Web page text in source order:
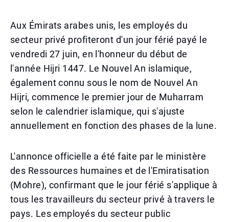
Aux Émirats arabes unis, les employés du
secteur privé profiteront d'un jour férié payé le
vendredi 27 juin, en l'honneur du début de
l'année Hijri 1447. Le Nouvel An islamique,
également connu sous le nom de Nouvel An
Hijri, commence le premier jour de Muharram
selon le calendrier islamique, qui s'ajuste
annuellement en fonction des phases de la lune.
L'annonce officielle a été faite par le ministère
des Ressources humaines et de l'Emiratisation
(Mohre), confirmant que le jour férié s'applique à
tous les travailleurs du secteur privé à travers le
pays. Les employés du secteur public